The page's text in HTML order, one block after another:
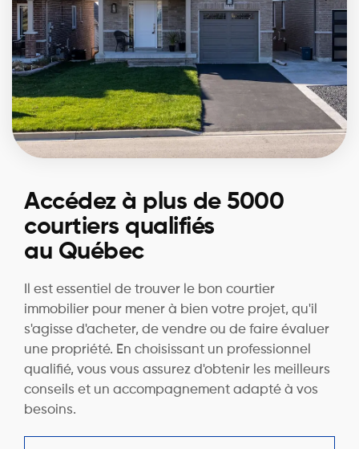
Accédez à plus de 5000
courtiers qualifiés
au Québec
Il est essentiel de trouver le bon courtier
immobilier pour mener à bien votre projet, qu'il
s'agisse d'acheter, de vendre ou de faire évaluer
une propriété. En choisissant un professionnel
qualifié, vous vous assurez d'obtenir les meilleurs
conseils et un accompagnement adapté à vos
besoins.